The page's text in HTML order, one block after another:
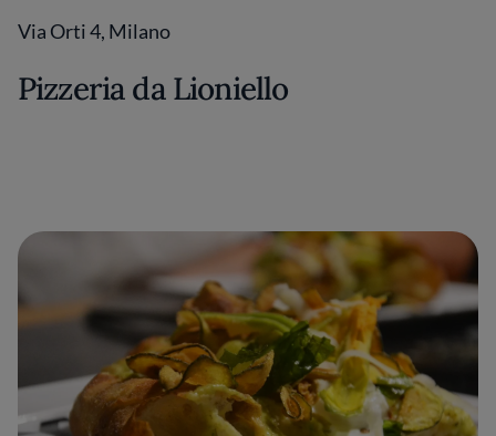
Via Orti 4, Milano
Pizzeria da Lioniello